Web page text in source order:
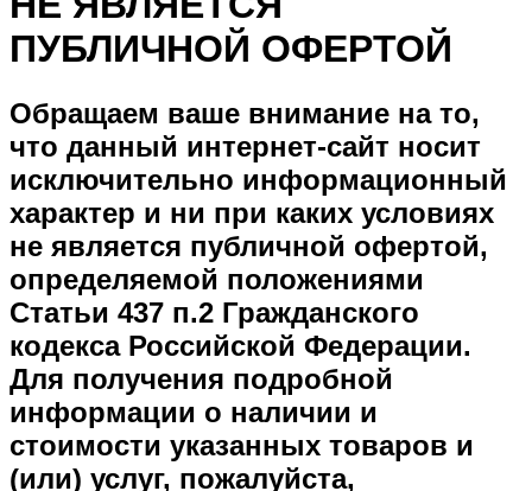
ПУБЛИЧНОЙ ОФЕРТОЙ
Обращаем ваше внимание на то,
что данный интернет-сайт носит
исключительно информационный
характер и ни при каких условиях
не является публичной офертой,
определяемой положениями
Статьи 437 п.2 Гражданского
кодекса Российской Федерации.
Для получения подробной
информации о наличии и
стоимости указанных товаров и
(или) услуг, пожалуйста,